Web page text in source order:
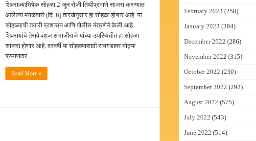
शिवराज्याभिषेक सोहळा 2 जून रोजी तिथीप्रमाणे साजरा करण्यात
आलेल्या मंगळवारी (दि. 6) तारखेनुसार हा सोहळा होणार आहे. या
सोहळ्याची तयारी प्रशासन आणि पोलीस यंत्रणेने केली आहे.
शिवरायांचे तेरावे वंशज संभाजीराजे यांच्या उपस्थितीत हा सोहळा
साजरा होणार आहे. दरवर्षी या सोहळ्यासाठी रायगडावर मोठ्या
प्रमाणावर …
Read More »
February 2023 (258)
January 2023 (304)
December 2022 (286)
November 2022 (315)
October 2022 (230)
September 2022 (292)
August 2022 (575)
July 2022 (543)
June 2022 (514)